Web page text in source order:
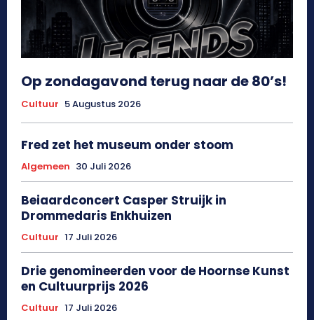
Op zondagavond terug naar de 80’s!
Cultuur 5 Augustus 2026
Fred zet het museum onder stoom
Algemeen 30 Juli 2026
Beiaardconcert Casper Struijk in
Drommedaris Enkhuizen
Cultuur 17 Juli 2026
Drie genomineerden voor de Hoornse Kunst
en Cultuurprijs 2026
Cultuur 17 Juli 2026